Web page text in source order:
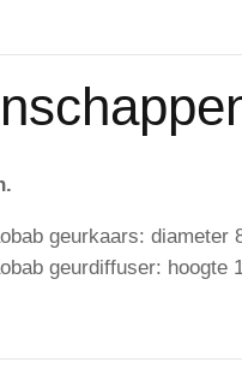
geurkaars: diameter
geurdiffuser: hoogte